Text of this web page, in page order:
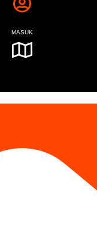
MASUK